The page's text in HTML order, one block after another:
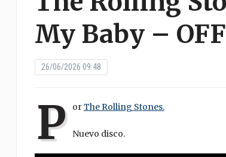
My Baby –
26/06/2026 09:48
P orThe Rolling Stones.
Nuevo disco.